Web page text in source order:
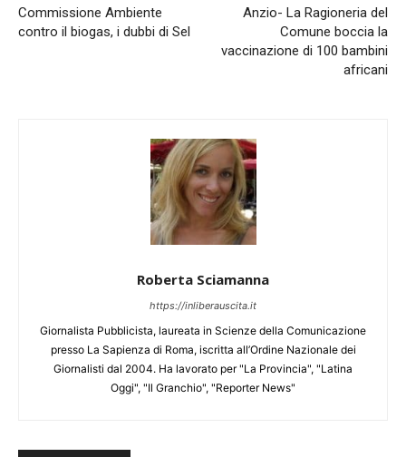
Commissione Ambiente
contro il biogas, i dubbi di Sel
Anzio- La Ragioneria del
Comune boccia la
vaccinazione di 100 bambini
africani
Roberta Sciamanna
https://inliberauscita.it
Giornalista Pubblicista, laureata in Scienze della Comunicazione
presso La Sapienza di Roma, iscritta all’Ordine Nazionale dei
Giornalisti dal 2004. Ha lavorato per "La Provincia", "Latina
Oggi", "Il Granchio", "Reporter News"